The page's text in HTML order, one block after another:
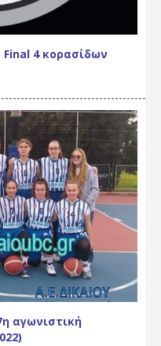
4 κορασίδων
αγωνιστική